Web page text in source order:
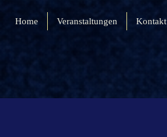
Home Veranstaltungen Kontakt